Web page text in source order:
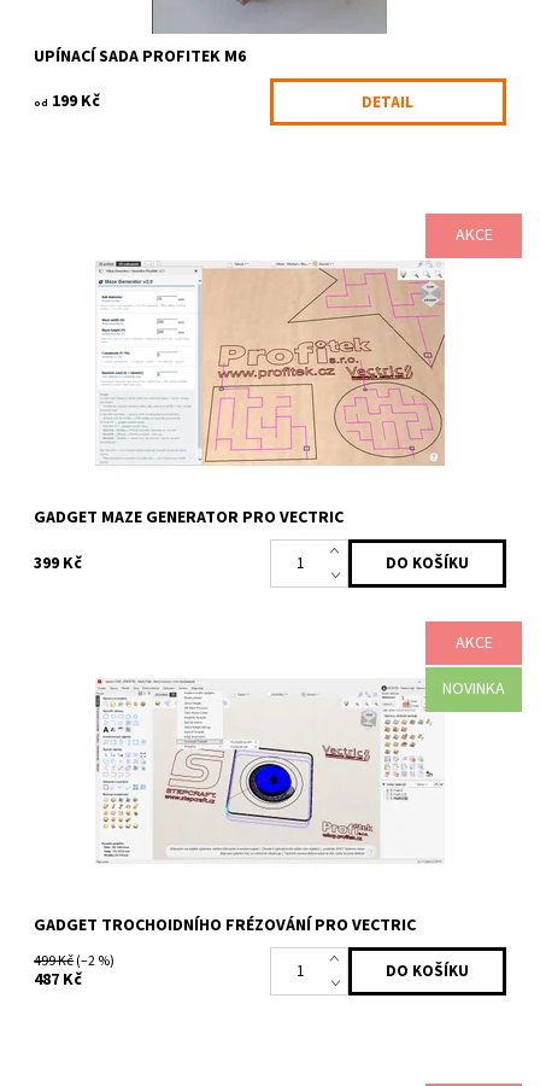
UPÍNACÍ SADA PROFITEK M6
od 199 Kč DETAIL
AKCE
Gadget pro generování bludiště ve Vectric Cut2D, VCarve a
Aspire umožňuje rychle vytvořit vektorovou geometrii drážek
pro kuličkové bludiště. Stačí...
Dostupnost:
Skladem
2487
Profitek
GADGET MAZE GENERATOR PRO VECTRIC
399 Kč
AKCE
NOVINKA
Gadget pro trochoidní frézování rozšiřuje možnosti vašeho
softwaru Vectric Cut2D, VCarve nebo Aspire o profesionální HSM
strategii obrábění drážek...
Dostupnost:
Skladem
2475
Profitek
GADGET TROCHOIDNÍHO FRÉZOVÁNÍ PRO VECTRIC
499 Kč(–2 %)
487 Kč